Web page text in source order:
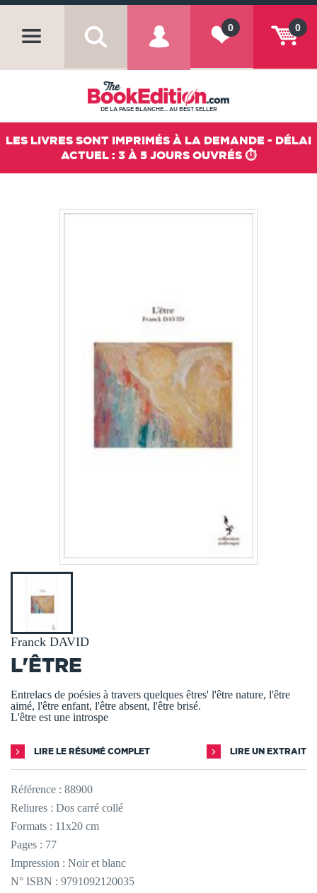
0
0
DE LA PAGE BLANCHE... AU BEST SELLER
LES LIVRES SONT IMPRIMÉS À LA DEMANDE - DÉLAI
ACTUEL : 3 À 5 JOURS OUVRÉS ⏱️
Franck DAVID
L'ÊTRE
Entrelacs de poésies à travers quelques êtres' l'être nature, l'être
aimé, l'être enfant, l'être absent, l'être brisé.
L'être est une introspe
LIRE LE RÉSUMÉ COMPLET LIRE UN EXTRAIT
Référence : 88900
Reliures : Dos carré collé
Formats : 11x20 cm
Pages : 77
Impression : Noir et blanc
N° ISBN : 9791092120035